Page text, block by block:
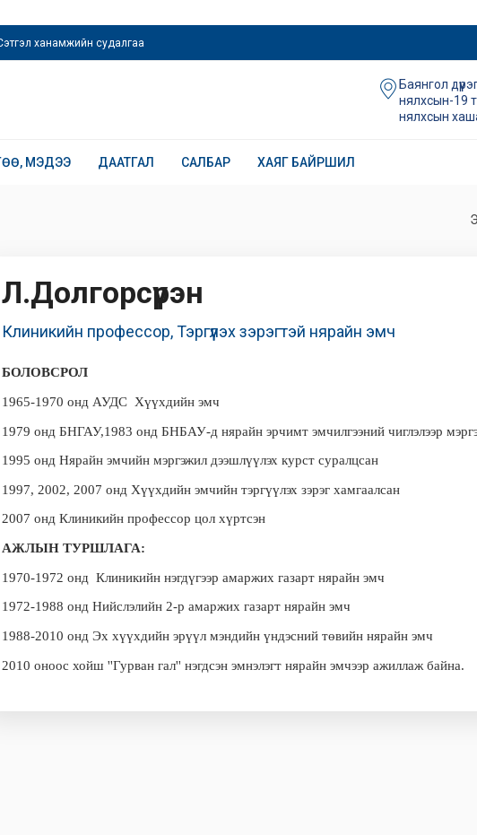
ханамжийн судалгаа
Баянгол
нялхсын-19
нялхсын
МЭДЭЭ ДААТГАЛ САЛБАР ХАЯГ БАЙРШИЛ
Л.Долгорсүрэн
Клиникийн профессор, Тэргүүлэх зэрэгтэй нярайн эмч
БОЛОВСРОЛ
1965-1970 онд АУДС Хүүхдийн эмч
1979 онд БНГАУ,1983 онд БНБАУ-д нярайн эрчимт эмчилгээний чиглэлээр
1995 онд Нярайн эмчийн мэргэжил дээшлүүлэх курст суралцсан
1997, 2002, 2007 онд Хүүхдийн эмчийн тэргүүлэх зэрэг хамгаалсан
2007 онд Клиникийн профессор цол хүртсэн
АЖЛЫН ТУРШЛАГА:
1970-1972 онд Клиникийн нэгдүгээр амаржих газарт нярайн эмч
1972-1988 онд Нийслэлийн 2-р амаржих газарт нярайн эмч
1988-2010 онд Эх хүүхдийн эрүүл мэндийн үндэсний төвийн нярайн эмч
2010 оноос хойш ''Гурван гал'' нэгдсэн эмнэлэгт нярайн эмчээр ажиллаж байна.